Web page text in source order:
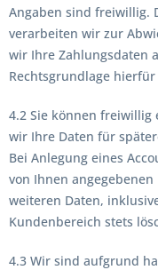
Angaben sind freiwillig.
verarbeiten wir zur
wir Ihre Zahlungsdaten
Rechtsgrundlage hierfür
4.2 Sie können freiwillig
wir Ihre Daten für
Bei Anlegung eines
von Ihnen
weiteren Daten,
Kundenbereich stets
4.3 Wir sind aufgrund